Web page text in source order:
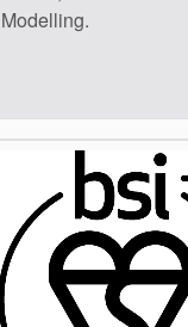
Modelling.